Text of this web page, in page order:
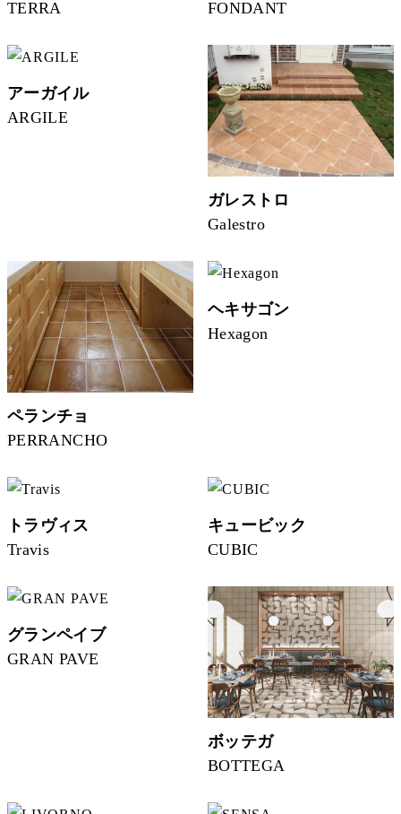
TERRA FONDANT
アーガイル
ARGILE
ガレストロ
Galestro
ペランチョ
PERRANCHO
ヘキサゴン
Hexagon
トラヴィス
Travis
キュービック
CUBIC
グランペイブ
GRAN PAVE
ボッテガ
BOTTEGA